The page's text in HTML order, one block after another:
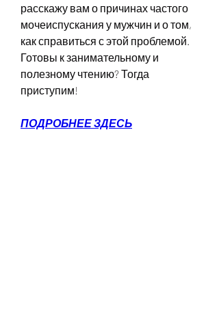
расскажу вам о причинах частого
мочеиспускания у мужчин и о том,
как справиться с этой проблемой.
Готовы к занимательному и
полезному чтению? Тогда
приступим!
ПОДРОБНЕЕ ЗДЕСЬ